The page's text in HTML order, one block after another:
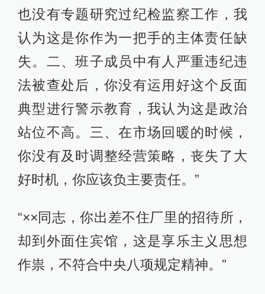
也没有专题研究过纪检监察工作，我
认为这是你作为一把手的主体责任缺
失。二、班子成员中有人严重违纪违
法被查处后，你没有运用好这个反面
典型进行警示教育，我认为这是政治
站位不高。三、在市场回暖的时候，
你没有及时调整经营策略，丧失了大
好时机，你应该负主要责任。”
“××同志，你出差不住厂里的招待所，
却到外面住宾馆，这是享乐主义思想
作祟，不符合中央八项规定精神。”